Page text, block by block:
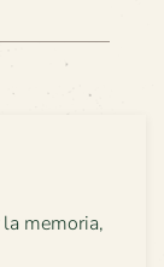
memoria,